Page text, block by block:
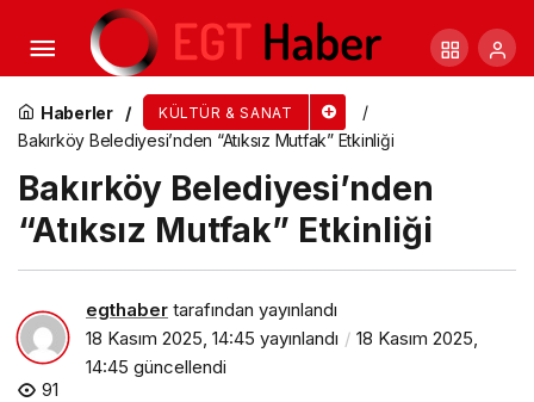
Haberler KÜLTÜR & SANAT
Bakırköy Belediyesi’nden “Atıksız Mutfak” Etkinliği
Bakırköy Belediyesi’nden
“Atıksız Mutfak” Etkinliği
egthaber tarafından yayınlandı
18 Kasım 2025, 14:45 yayınlandı
18 Kasım 2025,
14:45 güncellendi
91
Şehir Tiyatroları “Köpek Kalbi” Oyunuyla